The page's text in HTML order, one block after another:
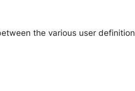
the various user definition